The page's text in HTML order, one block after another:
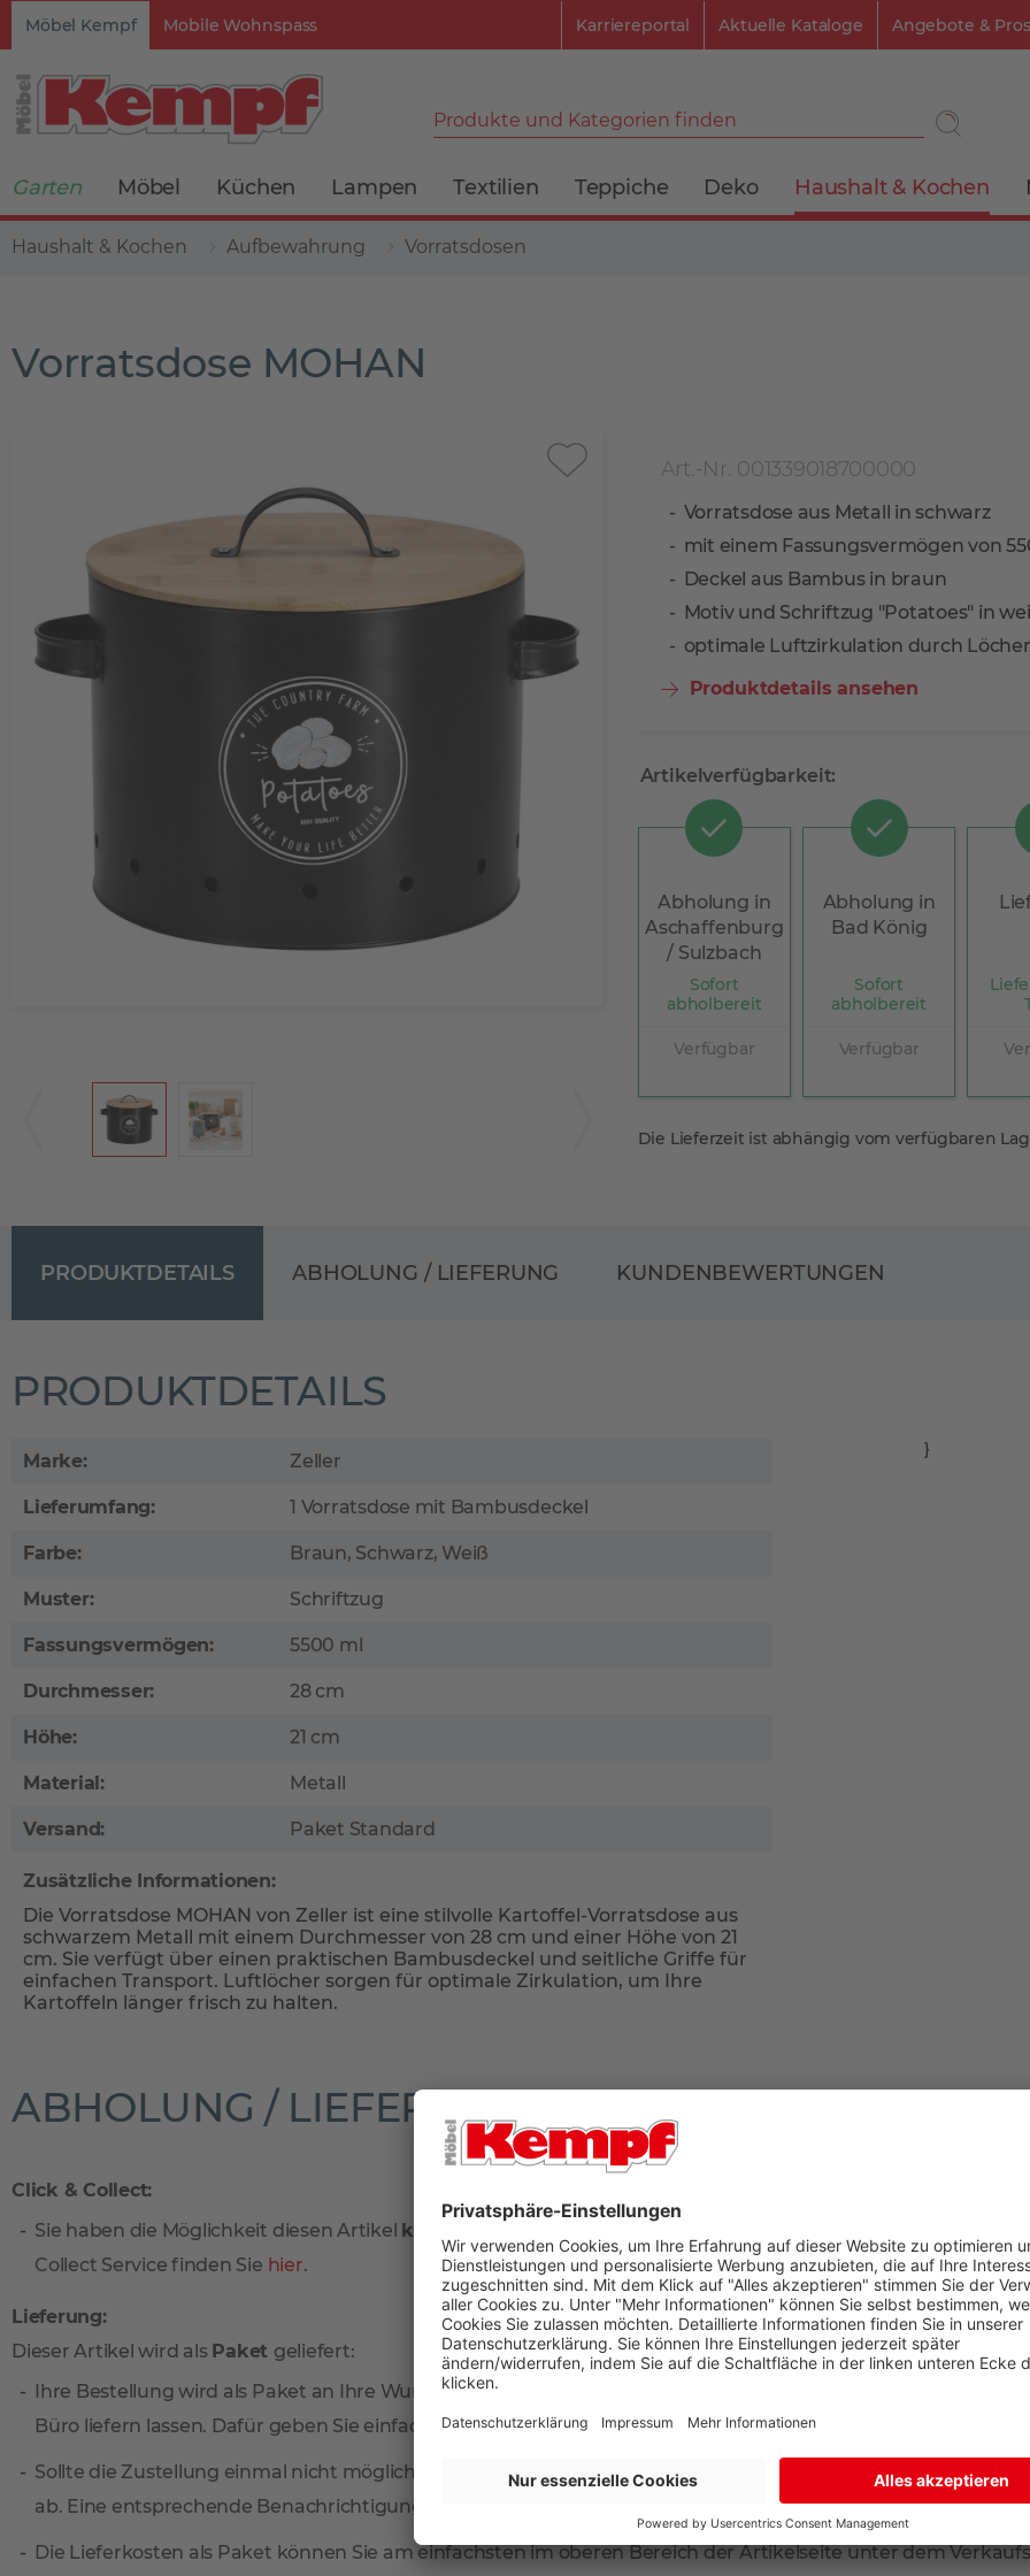
Möbel Kempf Mobile Wohnspass Karriereportal Aktuelle Kataloge Angebote &
Produkte und Kategorien finden
Garten Möbel Küchen Lampen Textilien Teppiche Deko Haushalt & Kochen
Haushalt & Kochen Aufbewahrung Vorratsdosen
Vorratsdose MOHAN
Art.-Nr. 001339018700000
Vorratsdose aus Metall in schwarz
mit einem Fassungsvermögen von
Deckel aus Bambus in braun
Motiv und Schriftzug "Potatoes" in
optimale Luftzirkulation durch Löcher
Produktdetails ansehen
Artikelverfügbarkeit:
Abholung in
Aschaffenburg
/ Sulzbach
Sofort
abholbereit
Verfügbar
Abholung in
Bad König
Sofort
abholbereit
Verfügbar
Die Lieferzeit ist abhängig vom verfügbaren
PRODUKTDETAILS
PRODUKTDETAILS
Marke: Zeller
Lieferumfang: 1 Vorratsdose mit Bambusdeckel
Farbe: Braun, Schwarz, Weiß
Muster: Schriftzug
Fassungsvermögen: 5500 ml
Durchmesser: 28 cm
Höhe: 21 cm
Material: Metall
Versand: Paket Standard
Zusätzliche Informationen:
Die Vorratsdose MOHAN von Zeller ist eine stilvolle Kartoffel-Vorratsdose aus
schwarzem Metall mit einem Durchmesser von 28 cm und einer Höhe von 21
cm. Sie verfügt über einen praktischen Bambusdeckel und seitliche Griffe für
einfachen Transport. Luftlöcher sorgen für optimale Zirkulation, um Ihre
Kartoffeln länger frisch zu halten.
}
ABHOLUNG / LIEFERUNG
ABHOLUNG / LIEFERUNG
Click & Collect:
Sie haben die Möglichkeit diesen Artikel kostenlos
vor Ort in unseren Filialen Aschaffenburg oder Bad
Collect Service finden Sie hier.
Lieferung:
Dieser Artikel wird als Paket geliefert:
Ihre Bestellung wird als Paket an Ihre Wunschadresse geliefert. Falls Sie tagsüber nicht zuhause sind,
Büro liefern lassen. Dafür geben Sie einfach eine separate Lieferadresse zur Rechnungsadresse an. So sind
Sollte die Zustellung einmal nicht möglich sein, nimmt der Paketdienstleister Ihr Produkt zur erneuten
ab. Eine entsprechende Benachrichtigungskarte finden Sie dann in Ihrem Briefkasten.
Die Lieferkosten als Paket können Sie am einfachsten im oberen Bereich der Artikelseite unter dem
KUNDENBEWERTUNGEN